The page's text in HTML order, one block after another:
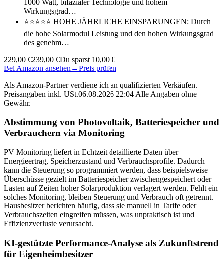
1000 Watt, bifazialer Technologie und hohem
Wirkungsgrad…
⭐⭐⭐⭐⭐ HOHE JÄHRLICHE EINSPARUNGEN: Durch
die hohe Solarmodul Leistung und den hohen Wirkungsgrad
des genehm…
229,00 €239,00 €Du sparst 10,00 €
Bei Amazon ansehen →Preis prüfen
Als Amazon-Partner verdiene ich an qualifizierten Verkäufen.
Preisangaben inkl. USt.06.08.2026 22:04 Alle Angaben ohne
Gewähr.
Abstimmung von Photovoltaik, Batteriespeicher und
Verbrauchern via Monitoring
PV Monitoring liefert in Echtzeit detaillierte Daten über
Energieertrag, Speicherzustand und Verbrauchsprofile. Dadurch
kann die Steuerung so programmiert werden, dass beispielsweise
Überschüsse gezielt im Batteriespeicher zwischengespeichert oder
Lasten auf Zeiten hoher Solarproduktion verlagert werden. Fehlt ein
solches Monitoring, bleiben Steuerung und Verbrauch oft getrennt.
Hausbesitzer berichten häufig, dass sie manuell in Tarife oder
Verbrauchszeiten eingreifen müssen, was unpraktisch ist und
Effizienzverluste verursacht.
KI-gestützte Performance-Analyse als Zukunftstrend
für Eigenheimbesitzer